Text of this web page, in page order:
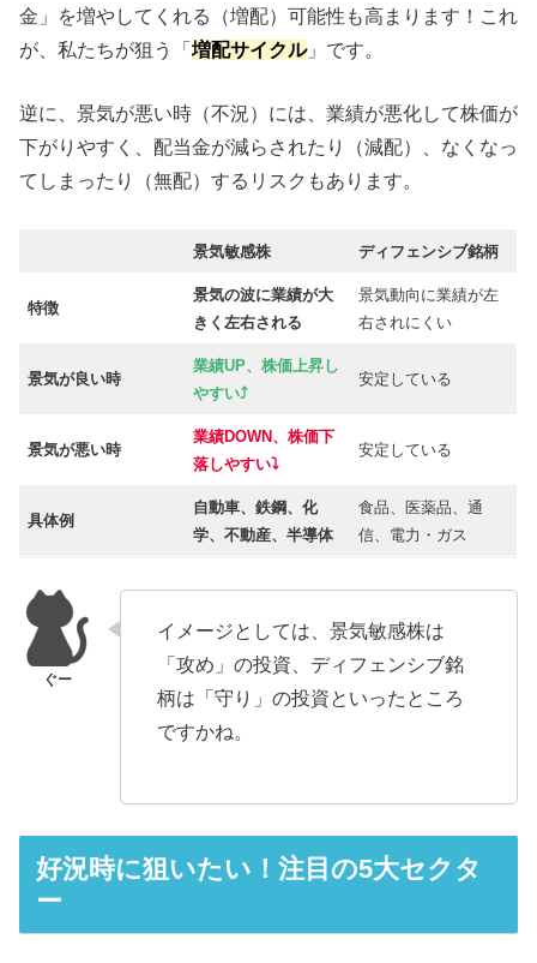
金」を増やしてくれる（増配）可能性も高まります！これ
が、私たちが狙う「 増配サイクル」です。
逆に、景気が悪い時（不況）には、業績が悪化して株価が
下がりやすく、配当金が減らされたり（減配）、なくなっ
てしまったり（無配）するリスクもあります。
景気敏感株 ディフェンシブ銘柄
特徴
景気の波に業績が大
きく左右される
景気動向に業績が左
右されにくい
景気が良い時
業績UP、株価上昇し
やすい⤴
安定している
景気が悪い時
業績DOWN、株価下
落しやすい⤵
安定している
具体例
自動車、鉄鋼、化
学、不動産、半導体
食品、医薬品、通
信、電力・ガス
イメージとしては、景気敏感株は
「攻め」の投資、ディフェンシブ銘
柄は「守り」の投資といったところ
ですかね。
好況時に狙いたい！注目の5大セクタ
ー